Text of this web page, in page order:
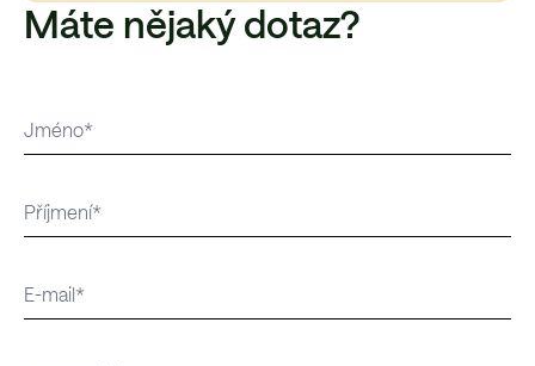
Máte nějaký dotaz?